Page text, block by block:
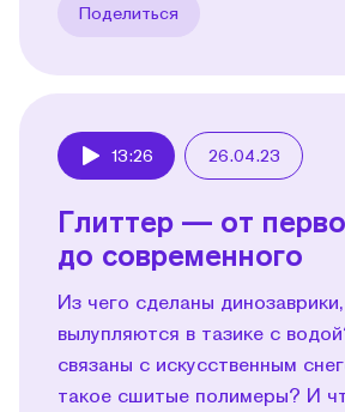
Поделиться
13:26 26.04.23
Глиттер — от
до современного
Из чего сделаны
вылупляются в тазике с
связаны с искусственным
такое сшитые полимеры? И